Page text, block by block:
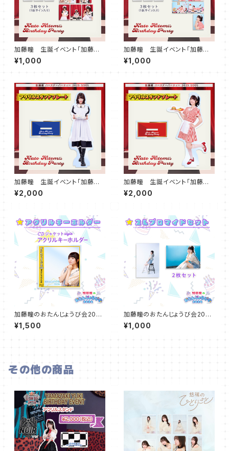
加藤瞳 生誕イベント「加藤瞳
のおたんじょうび会2025」ラン
ダムブロマイド（2部Ver）
¥1,000
加藤瞳 生誕イベント「加藤瞳
のおたんじょうび会2025」ラン
ダムブロマイド（1部Ver）
¥1,000
加藤瞳 生誕イベント「加藤瞳
のおたんじょうび会2025」アク
リルスタンドプレート（2部Ver）
¥2,000
加藤瞳 生誕イベント「加藤瞳
のおたんじょうび会2025」アク
リルスタンドプレート（1部Ver）
¥2,000
加藤瞳のおたんじょうび会2024
アクリルキーホルダー
¥1,500
加藤瞳のおたんじょうび会2024
2Lブロマイドセット
¥1,000
その他の商品